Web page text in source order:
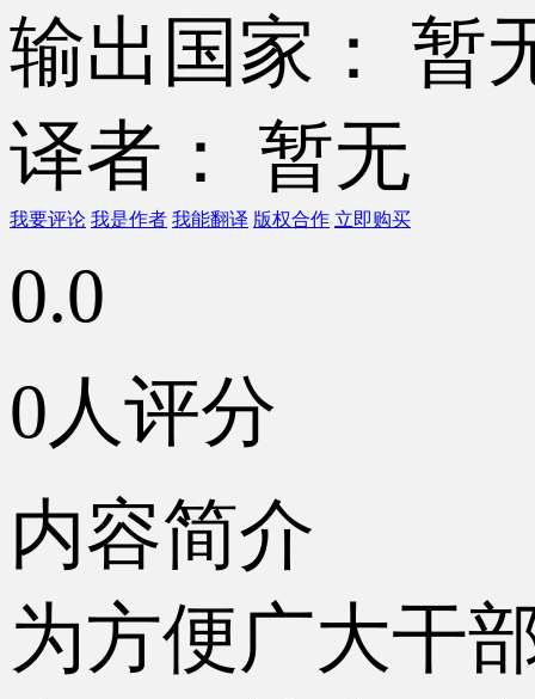
输出国家： 暂
译者： 暂无
我要评论 我是作者 我能翻译 版权合作 立即购买
0.0
0人评分
内容简介
为方便广大干